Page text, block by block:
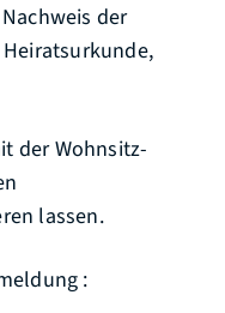
der
der Wohnsitz-
lassen.
: